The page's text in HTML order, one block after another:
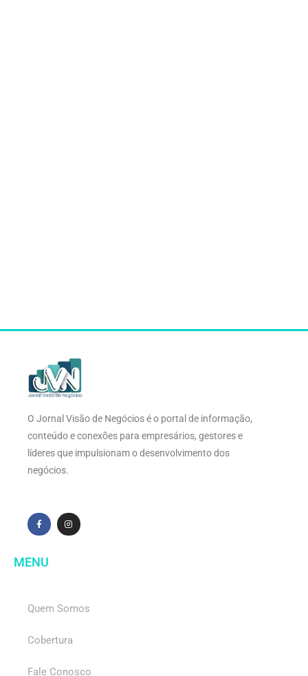
O Jornal Visão de Negócios é o portal de informação,
conteúdo e conexões para empresários, gestores e
líderes que impulsionam o desenvolvimento dos
negócios.
MENU
Quem Somos
Cobertura
Fale Conosco